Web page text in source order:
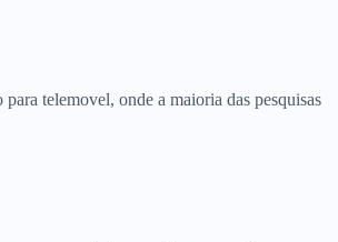
telemovel, onde a maioria das pesquisas